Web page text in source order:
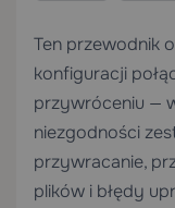
Ten przewodnik
konfiguracji
przywróceniu —
niezgodności
przywracanie,
plików i błędy